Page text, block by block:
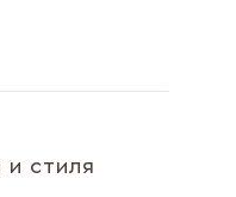
стиля